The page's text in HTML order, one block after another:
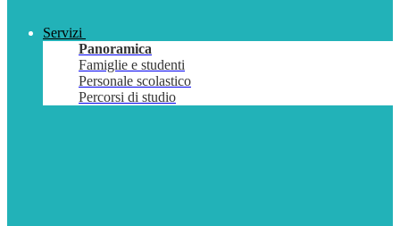
Servizi
Panoramica
Famiglie e studenti
Personale scolastico
Percorsi di studio